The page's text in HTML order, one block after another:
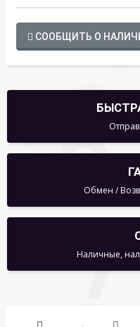
СООБЩИТЬ О
Обмен /
Наличные,